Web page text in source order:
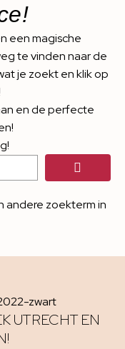
een magische
te vinden naar de
je zoekt en klik op
en de perfecte
andere zoekterm in
UTRECHT EN